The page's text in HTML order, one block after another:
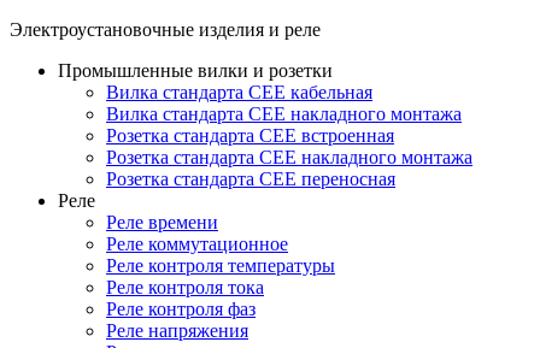
Электроустановочные изделия и реле
Промышленные вилки и розетки
Вилка стандарта CEE кабельная
Вилка стандарта CEE накладного монтажа
Розетка стандарта CEE встроенная
Розетка стандарта СЕЕ накладного монтажа
Розетка стандарта СЕЕ переносная
Реле
Реле времени
Реле коммутационное
Реле контроля температуры
Реле контроля тока
Реле контроля фаз
Реле напряжения